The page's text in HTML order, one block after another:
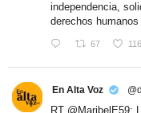
independencia,
derechos
67 116
En Alta Voz
RT @MaribelE59: